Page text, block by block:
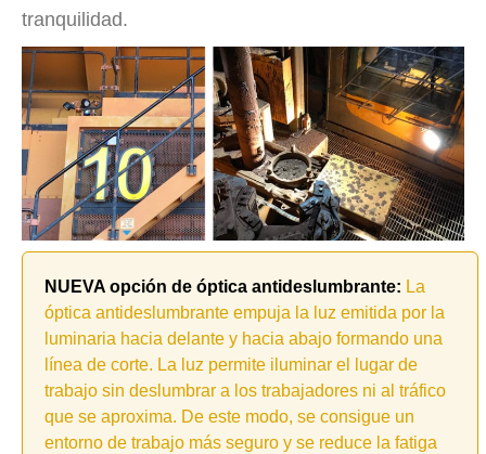
tranquilidad.
NUEVA opción de óptica antideslumbrante: La
óptica antideslumbrante empuja la luz emitida por la
luminaria hacia delante y hacia abajo formando una
línea de corte. La luz permite iluminar el lugar de
trabajo sin deslumbrar a los trabajadores ni al tráfico
que se aproxima. De este modo, se consigue un
entorno de trabajo más seguro y se reduce la fatiga